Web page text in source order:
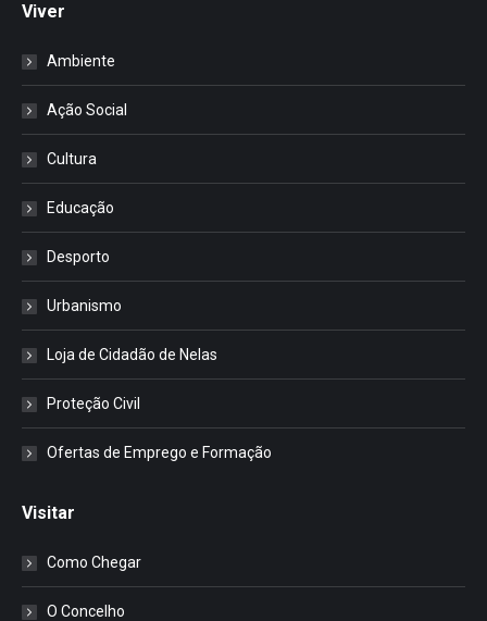
Viver
Ambiente
Ação Social
Cultura
Educação
Desporto
Urbanismo
Loja de Cidadão de Nelas
Proteção Civil
Ofertas de Emprego e Formação
Visitar
Como Chegar
O Concelho